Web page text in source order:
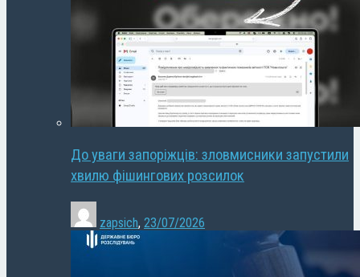
До уваги запоріжців: зловмисники запустили
хвилю фішингових розсилок
zapsich, 23/07/2026